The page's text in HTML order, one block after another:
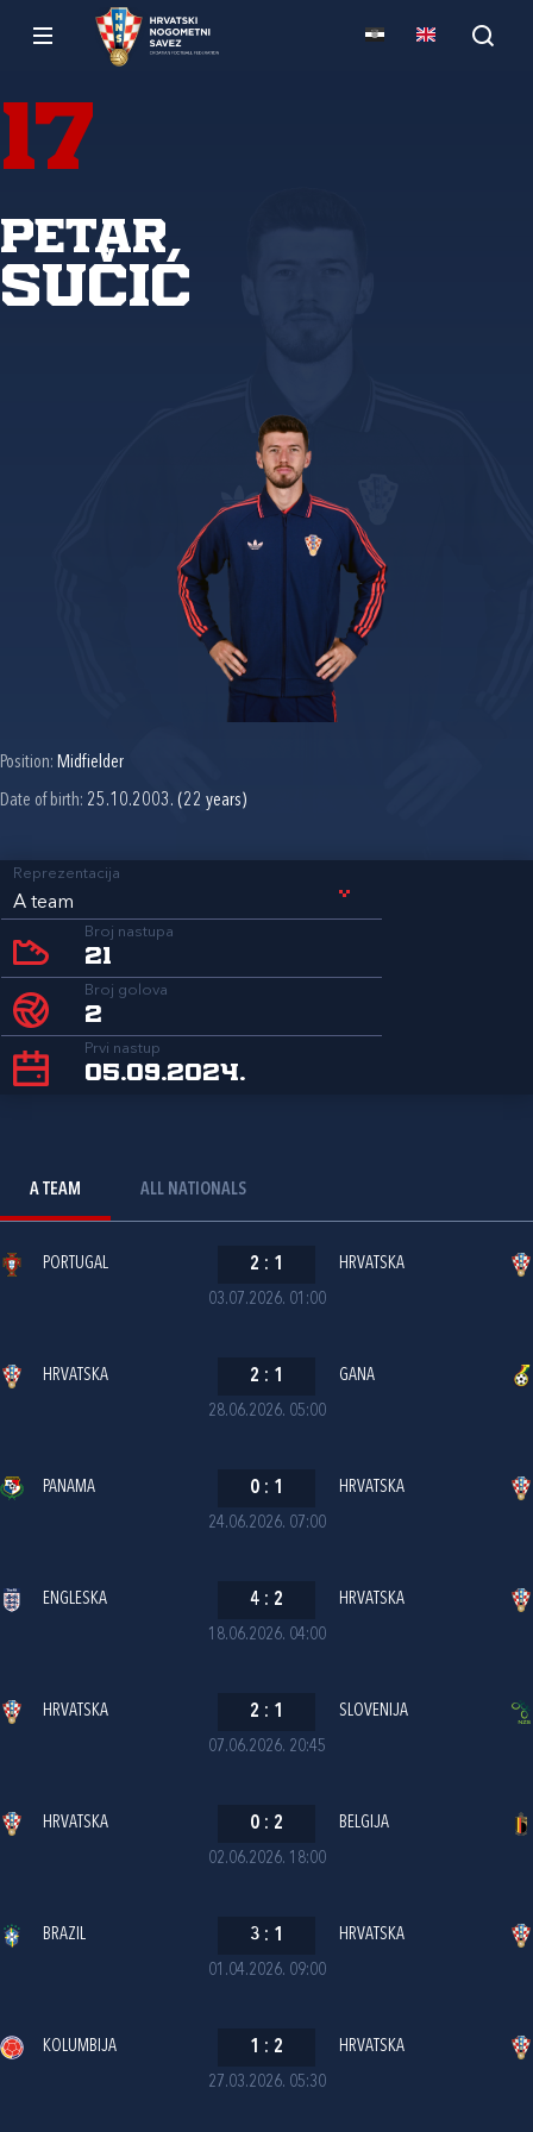
17
Petar
Sučić
Position: Midfielder
Date of birth: 25.10.2003. (22 years)
Reprezentacija
A team
Broj nastupa
21
Broj golova
2
Prvi nastup
05.09.2024.
A TEAM ALL NATIONALS
03.07.2026. 01:00
PORTUGAL 2 : 1 HRVATSKA
28.06.2026. 05:00
HRVATSKA 2 : 1 GANA
24.06.2026. 07:00
PANAMA 0 : 1 HRVATSKA
18.06.2026. 04:00
ENGLESKA 4 : 2 HRVATSKA
07.06.2026. 20:45
HRVATSKA 2 : 1 SLOVENIJA
02.06.2026. 18:00
HRVATSKA 0 : 2 BELGIJA
01.04.2026. 09:00
BRAZIL 3 : 1 HRVATSKA
27.03.2026. 05:30
KOLUMBIJA 1 : 2 HRVATSKA